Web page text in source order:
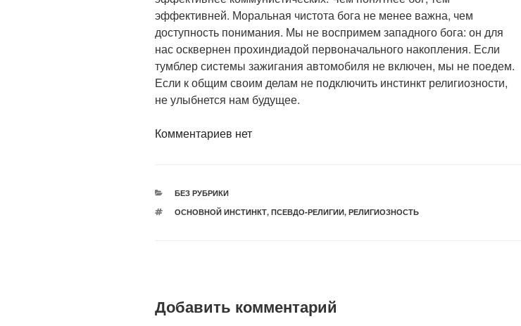
эффективней. Моральная чистота бога не менее важна, чем
доступность понимания. Мы не воспримем западного бога: он для
нас осквернен прохиндиадой первоначального накопления. Если
тумблер системы зажигания автомобиля не включен, мы не поедем.
Если к общим своим делам не подключить инстинкт религиозности,
не улыбнется нам будущее.
Комментариев нет
РУБРИКИ
БЕЗ РУБРИКИ
МЕТКИ
ОСНОВНОЙ ИНСТИНКТ, ПСЕВДО-РЕЛИГИИ, РЕЛИГИОЗНОСТЬ
Добавить комментарий